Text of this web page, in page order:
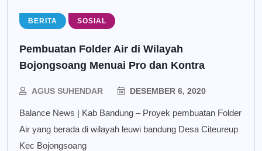
BERITA SOSIAL
Pembuatan Folder Air di Wilayah
Bojongsoang Menuai Pro dan Kontra
AGUS SUHENDAR DESEMBER 6, 2020
Balance News | Kab Bandung – Proyek pembuatan Folder
Air yang berada di wilayah leuwi bandung Desa Citeureup
Kec Bojongsoang